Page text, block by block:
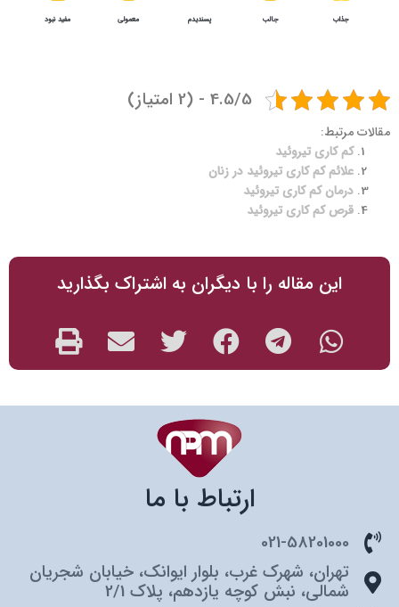
جذاب جالب پسندیدم معمولی مفید نبود
4.5/5 - (2 امتیاز)
مقالات مرتبط:
کم کاری تیروئید
علائم کم کاری تیروئید در زنان
درمان کم کاری تیروئید
قرص کم کاری تیروئید
این مقاله را با دیگران به اشتراک بگذارید
ارتباط با ما
021-58201000
تهران، شهرک غرب، بلوار ایوانک، خیابان شجریان
شمالی، نبش کوچه یازدهم، پلاک 2/1